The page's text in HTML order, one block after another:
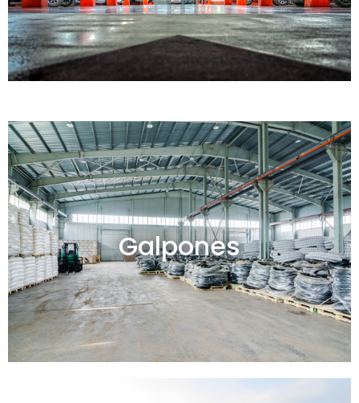
Galpones
Galpones en venta y alquiler
Ver todos